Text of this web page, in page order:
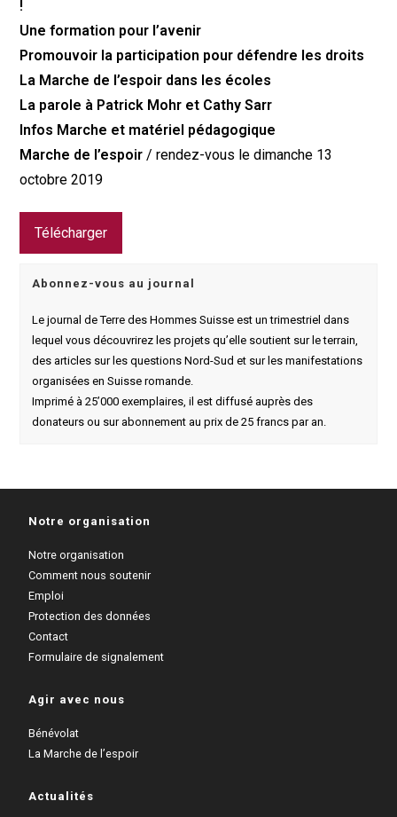
!
Une formation pour l’avenir
Promouvoir la participation pour défendre les droits
La Marche de l’espoir dans les écoles
La parole à Patrick Mohr et Cathy Sarr
Infos Marche et matériel pédagogique
Marche de l’espoir / rendez-vous le dimanche 13
octobre 2019
Télécharger
Abonnez-vous au journal
Le journal de Terre des Hommes Suisse est un trimestriel dans
lequel vous découvrirez les projets qu’elle soutient sur le terrain,
des articles sur les questions Nord-Sud et sur les manifestations
organisées en Suisse romande.
Imprimé à 25’000 exemplaires, il est diffusé auprès des
donateurs ou sur abonnement au prix de 25 francs par an.
Notre organisation
Notre organisation
Comment nous soutenir
Emploi
Protection des données
Contact
Formulaire de signalement
Agir avec nous
Bénévolat
La Marche de l’espoir
Actualités